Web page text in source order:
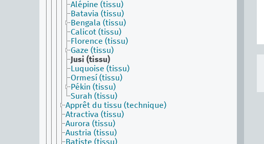
Alépine (tissu)
Batavia (tissu)
Bengala (tissu)
Calicot (tissu)
Florence (tissu)
Gaze (tissu)
Jusi (tissu)
Luquoise (tissu)
Ormesí (tissu)
Pékin (tissu)
Surah (tissu)
Apprêt du tissu (technique)
Atractiva (tissu)
Aurora (tissu)
Austria (tissu)
Batiste (tissu)